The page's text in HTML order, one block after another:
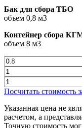
Бак для сбора ТБО
объем 0,8 м3
Контейнер сбора
объем 8 м3
Посчитать стоимость
Указанная цена не
расчетом, а
Точную стоимость